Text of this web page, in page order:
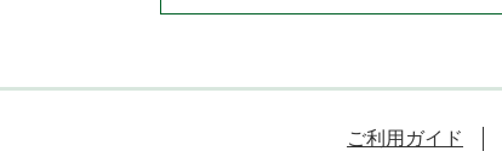
ご利用ガイド